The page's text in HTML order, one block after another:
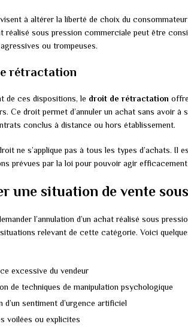
à altérer la liberté de choix du
réalisé sous pression commerciale peut être
ou trompeuses.
rétractation
de ces dispositions, le droit de rétractation
Ce droit permet d’annuler un achat sans avoir à
conclus à distance ou hors établissement.
ne s’applique pas à tous les types d’achats. Il
prévues par la loi pour pouvoir agir
une situation de vente
l’annulation d’un achat réalisé sous
relevant de cette catégorie. Voici
excessive du vendeur
de techniques de manipulation psychologique
d’un sentiment d’urgence artificiel
voilées ou explicites